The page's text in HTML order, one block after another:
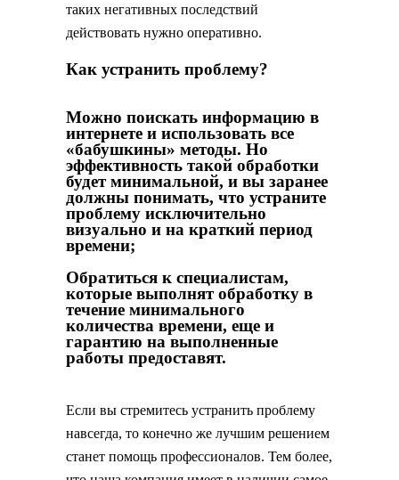
таких негативных последствий
действовать нужно оперативно.
Как устранить проблему?
Можно поискать информацию в
интернете и использовать все
«бабушкины» методы. Но
эффективность такой обработки
будет минимальной, и вы заранее
должны понимать, что устраните
проблему исключительно
визуально и на краткий период
времени;
Обратиться к специалистам,
которые выполнят обработку в
течение минимального
количества времени, еще и
гарантию на выполненные
работы предоставят.
Если вы стремитесь устранить проблему
навсегда, то конечно же лучшим решением
станет помощь профессионалов. Тем более,